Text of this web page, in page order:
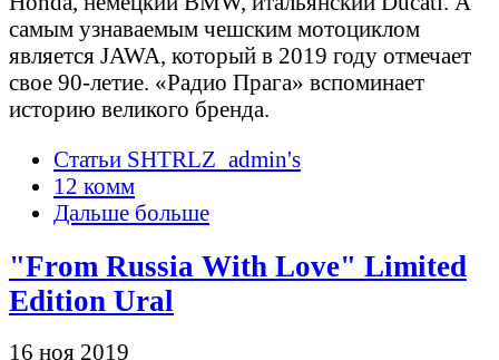
самым узнаваемым чешским мотоциклом
является JAWA, который в 2019 году отмечает
свое 90-летие. «Радио Прага» вспоминает
историю великого бренда.
Статьи SHTRLZ_admin's
12 комм
Дальше больше
"From Russia With Love" Limited
Edition Ural
16 ноя 2019